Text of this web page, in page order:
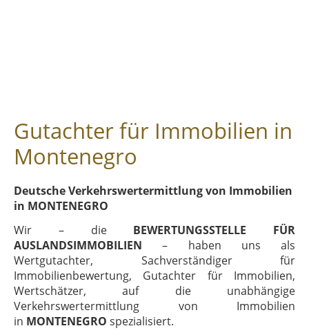
Gutachter für Immobilien in
Montenegro
Deutsche Verkehrswertermittlung von Immobilien
in MONTENEGRO
Wir – die BEWERTUNGSSTELLE FÜR
AUSLANDSIMMOBILIEN – haben uns als
Wertgutachter, Sachverständiger für
Immobilienbewertung, Gutachter für Immobilien,
Wertschätzer, auf die unabhängige
Verkehrswertermittlung von Immobilien
in MONTENEGRO spezialisiert.